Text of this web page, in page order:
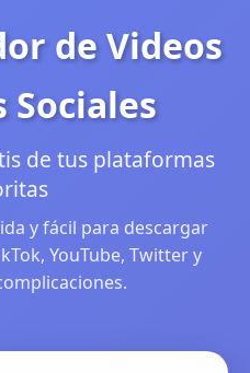
de Videos
Sociales
de tus plataformas
y fácil para descargar
YouTube, Twitter y